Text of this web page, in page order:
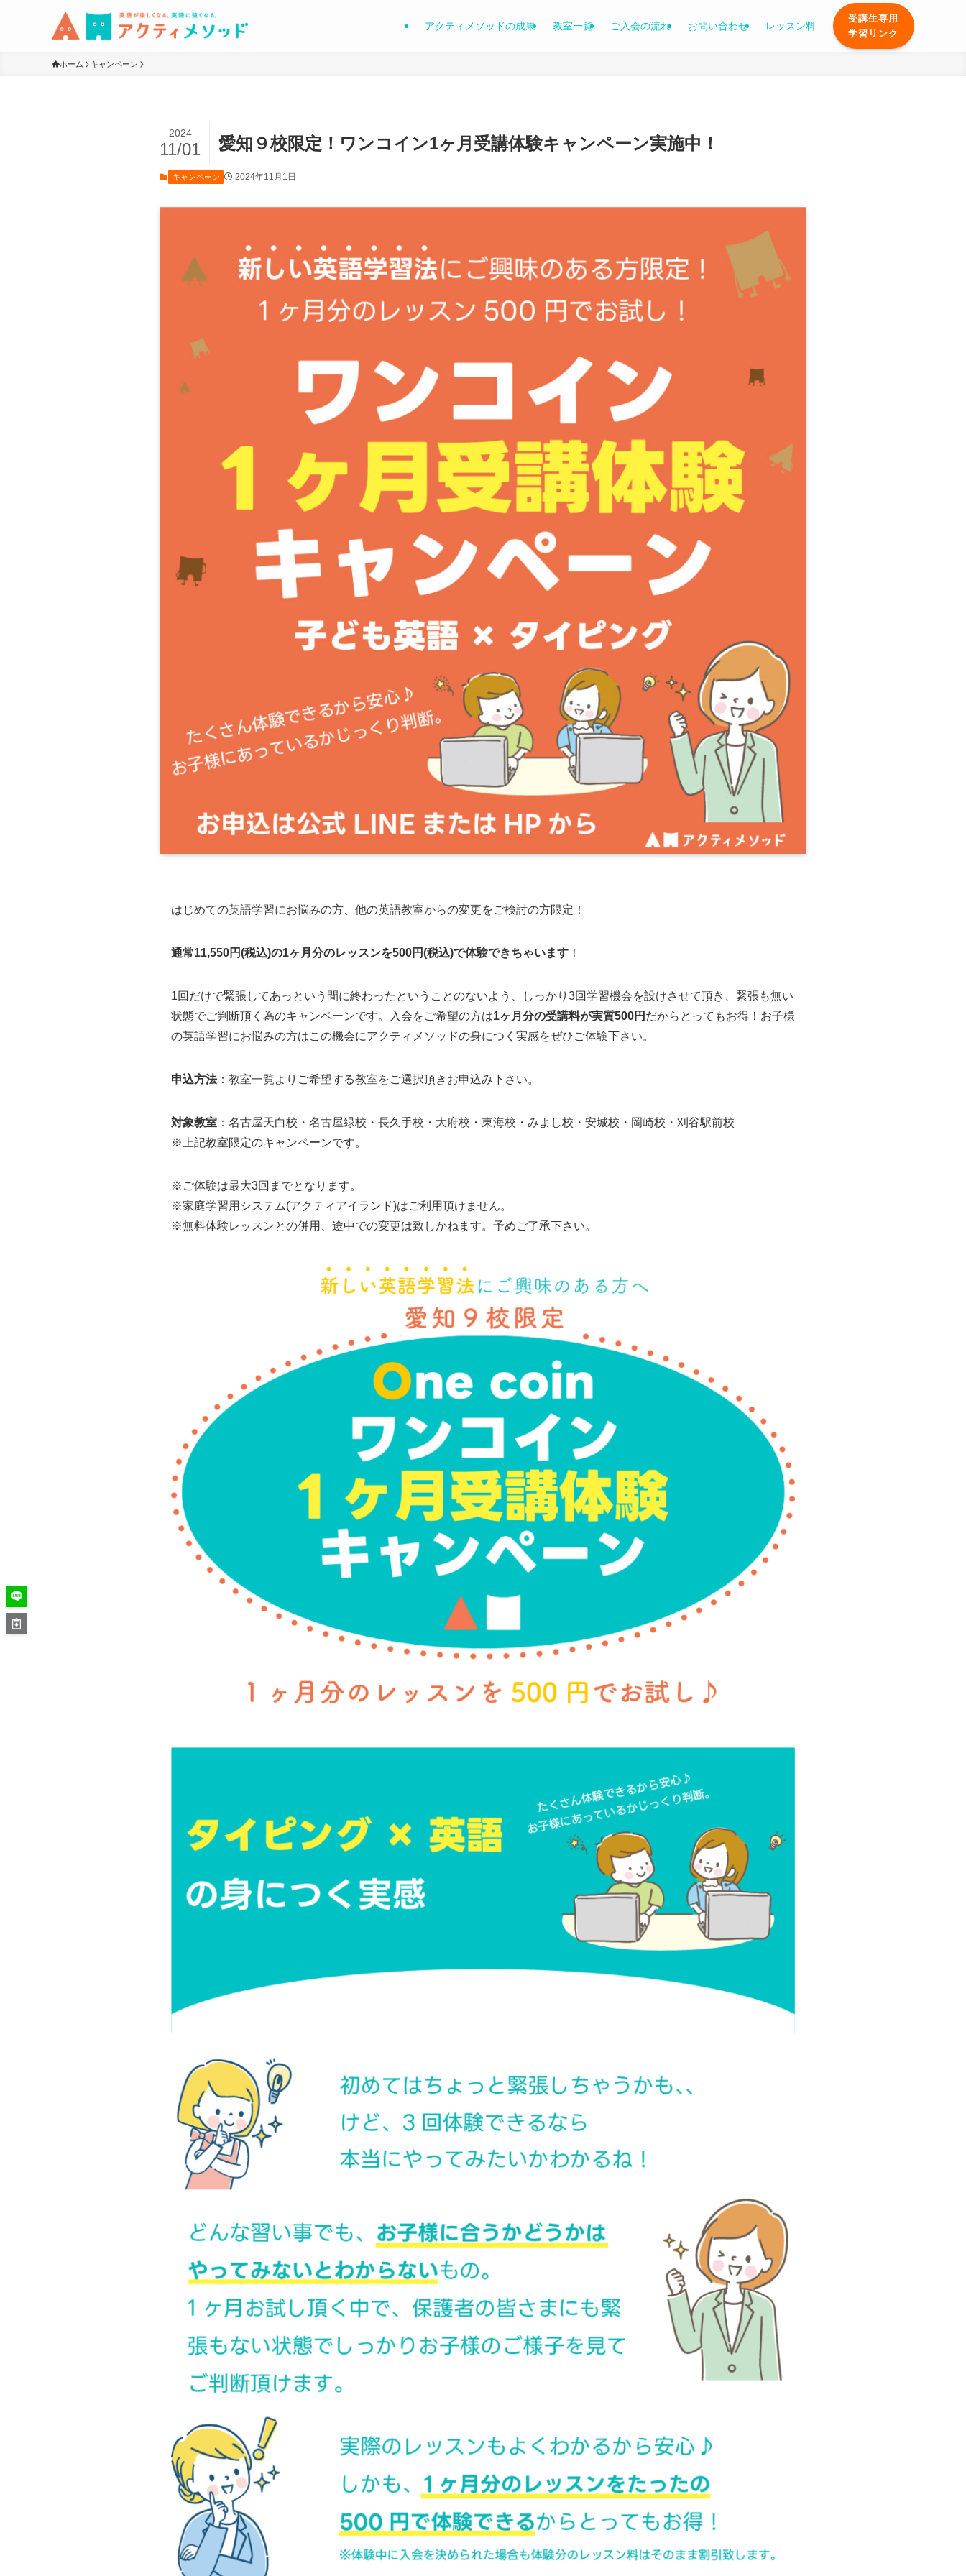
アクティメソッドの成果 教室一覧 ご入会の流れ お問い合わせ レッスン料
受講生専用
学習リンク
ホーム キャンペーン
愛知９校限定！ワンコイン1ヶ月受講体験キャンペーン実施中！
2024
11/01
キャンペーン 2024年11月1日
はじめての英語学習にお悩みの方、他の英語教室からの変更をご検討の方限定！
通常11,550円(税込)の1ヶ月分のレッスンを500円(税込)で体験できちゃいます ！
1回だけで緊張してあっという間に終わったということのないよう、しっかり3回学習機会を設けさせて頂き、緊張も無い
状態でご判断頂く為のキャンペーンです。入会をご希望の方は1ヶ月分の受講料が実質500円 だからとってもお得！お子様
の英語学習にお悩みの方はこの機会にアクティメソッドの身につく実感をぜひご体験下さい。
申込方法：教室一覧よりご希望する教室をご選択頂きお申込み下さい。
対象教室 ：名古屋天白校・名古屋緑校・長久手校・大府校・東海校・みよし校・安城校・岡崎校・刈谷駅前校
※上記教室限定のキャンペーンです。
※ご体験は最大3回までとなります。
※家庭学習用システム(アクティアイランド)はご利用頂けません。
※無料体験レッスンとの併用、途中での変更は致しかねます。予めご了承下さい。